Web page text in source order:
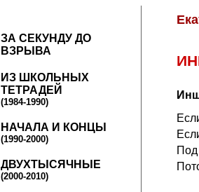
ЗА СЕКУНДУ ДО
ВЗРЫВА
ИЗ ШКОЛЬНЫХ
ТЕТРАДЕЙ
(1984-1990)
НАЧАЛА И КОНЦЫ
(1990-2000)
ДВУХТЫСЯЧНЫЕ
(2000-2010)